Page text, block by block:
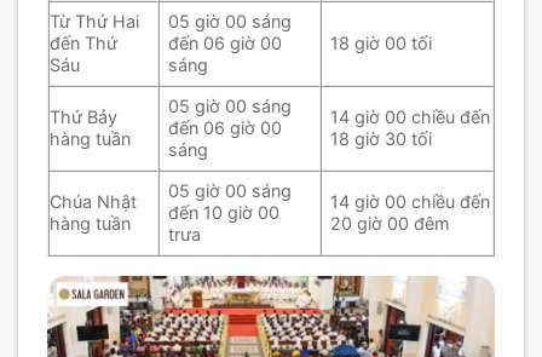
Từ Thứ Hai
đến Thứ
Sáu
05 giờ 00 sáng
đến 06 giờ 00
sáng
18 giờ 00 tối
Thứ Bảy
hàng tuần
05 giờ 00 sáng
đến 06 giờ 00
sáng
14 giờ 00 chiều đến
18 giờ 30 tối
Chúa Nhật
hàng tuần
05 giờ 00 sáng
đến 10 giờ 00
trưa
14 giờ 00 chiều đến
20 giờ 00 đêm